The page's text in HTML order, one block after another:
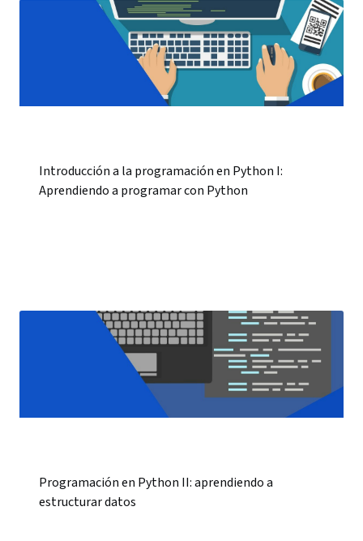
Introducción a la programación en Python I:
Aprendiendo a programar con Python
Programación en Python II: aprendiendo a
estructurar datos